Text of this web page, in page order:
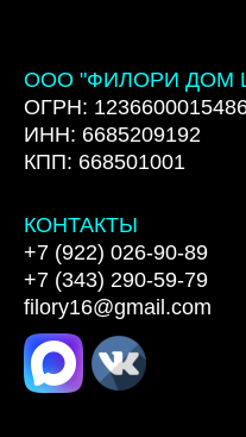
ООО "ФИЛОРИ ДОМ
ОГРН:
ИНН: 6685209192
КПП: 668501001
КОНТАКТЫ
+7 (922) 026-90-89
+7 (343) 290-59-79
filory16@gmail.com